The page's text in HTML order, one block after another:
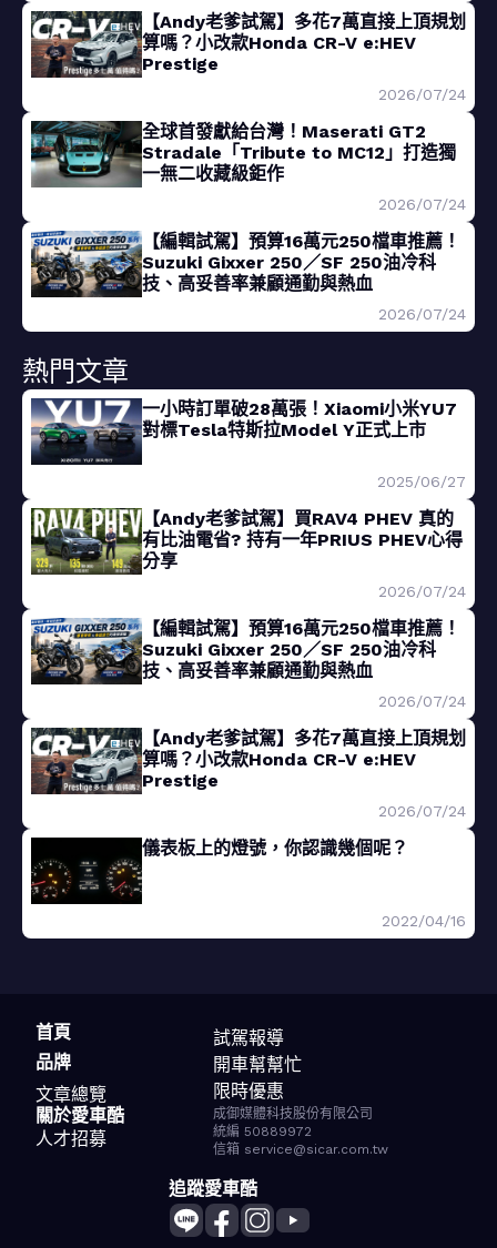
【Andy老爹試駕】多花7萬直接上頂規划
算嗎？小改款Honda CR-V e:HEV
Prestige
2026/07/24
全球首發獻給台灣！Maserati GT2
Stradale「Tribute to MC12」打造獨
一無二收藏級鉅作
2026/07/24
【編輯試駕】預算16萬元250檔車推薦！
Suzuki Gixxer 250／SF 250油冷科
技、高妥善率兼顧通勤與熱血
2026/07/24
熱門文章
一小時訂單破28萬張！Xiaomi小米YU7
對標Tesla特斯拉Model Y正式上市
2025/06/27
【Andy老爹試駕】買RAV4 PHEV 真的
有比油電省? 持有一年PRIUS PHEV心得
分享
2026/07/24
【編輯試駕】預算16萬元250檔車推薦！
Suzuki Gixxer 250／SF 250油冷科
技、高妥善率兼顧通勤與熱血
2026/07/24
【Andy老爹試駕】多花7萬直接上頂規划
算嗎？小改款Honda CR-V e:HEV
Prestige
2026/07/24
儀表板上的燈號，你認識幾個呢？
2022/04/16
首頁
品牌
文章總覽
試駕報導
開車幫幫忙
限時優惠
關於愛車酷
人才招募
成御媒體科技股份有限公司
統編 50889972
信箱 service@sicar.com.tw
追蹤愛車酷